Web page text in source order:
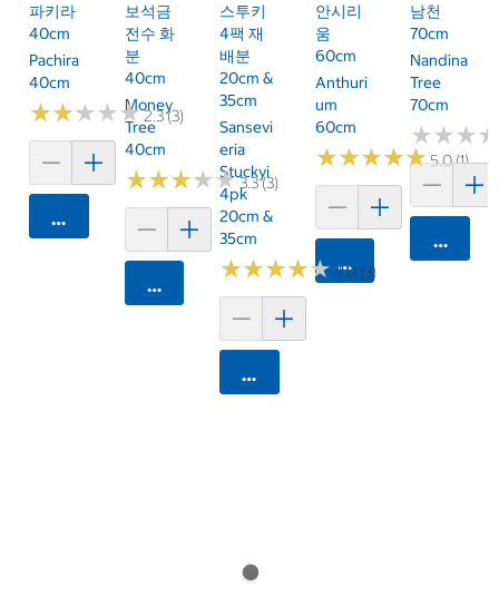
파키라
40cm
Pachira
40cm
★★★★★
★★★★★2.3 (3)
카트에 담기
보석금
전수 화
분
40cm
Money
Tree
40cm
★★★★★
★★★★★3.3 (3)
카트에 담기
스투키
4팩 재
배분
20cm &
35cm
Sansevi
Eria
Stuckyi
4pk
20cm &
35cm
★★★★★
★★★★★ 4.0 (3)
카트에 담기
안시리
움
60cm
Anthuri
Um
60cm
★★★★★
★★★★★5.0 (1)
카트에 담기
남천
70cm
Nandina
Tree
70cm
★★★
★★★
카트에